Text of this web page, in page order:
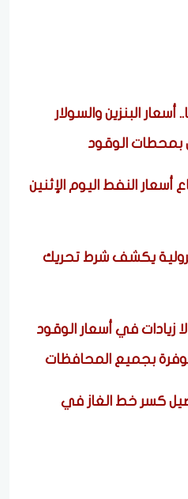
بـ550 جنيها.. أسعار البنزين والسولار
ارتفاع أسعار النفط اليوم الإثنين
يكشف شرط تحريك
زيادات في أسعار الوقود
بجميع المحافظات
كسر خط الغاز في